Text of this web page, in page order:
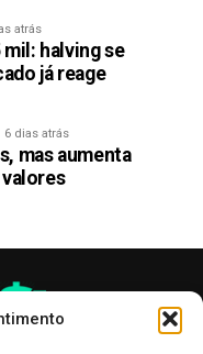
atrás
mil: halving se
já reage
6 dias atrás
mas aumenta